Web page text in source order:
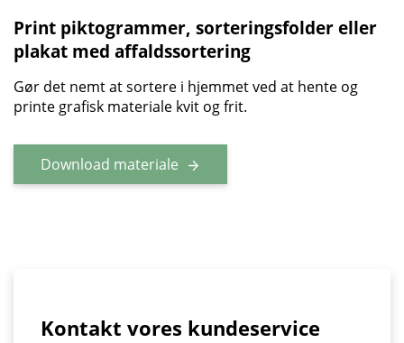
Print piktogrammer, sorteringsfolder eller
plakat med affaldssortering
Gør det nemt at sortere i hjemmet ved at hente og
printe grafisk materiale kvit og frit.
Download materiale
Kontakt vores kundeservice